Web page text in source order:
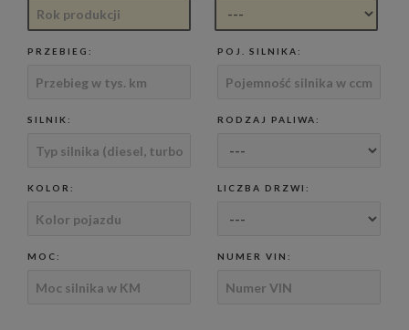
PRZEBIEG: POJ. SILNIKA:
SILNIK: RODZAJ PALIWA:
KOLOR: LICZBA DRZWI:
MOC: NUMER VIN: